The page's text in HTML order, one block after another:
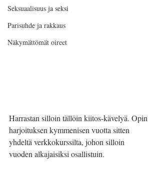
Seksuaalisuus ja seksi
Parisuhde ja rakkaus
Näkymättömät oireet
Harrastan silloin tällöin kiitos-kävelyä. Opin
harjoituksen kymmenisen vuotta sitten
yhdeltä verkkokurssilta, johon silloin
vuoden alkajaisiksi osallistuin.